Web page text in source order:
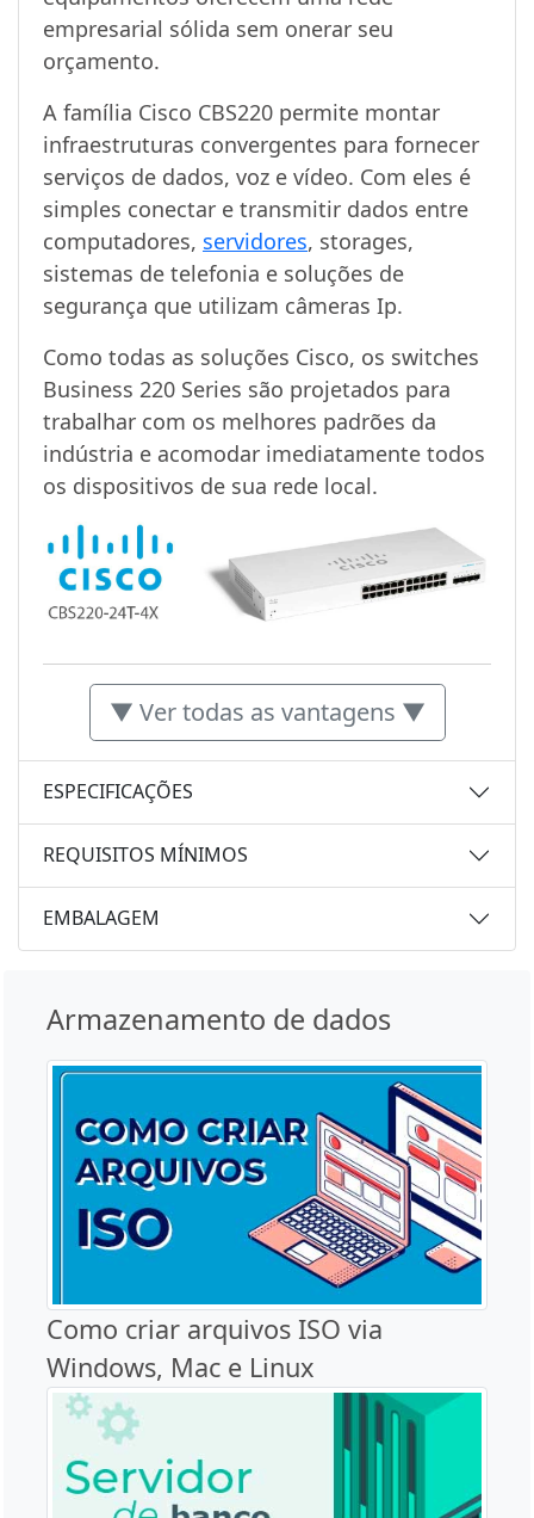
empresarial sólida sem onerar seu
orçamento.
A família Cisco CBS220 permite montar
infraestruturas convergentes para fornecer
serviços de dados, voz e vídeo. Com eles é
simples conectar e transmitir dados entre
computadores, servidores, storages,
sistemas de telefonia e soluções de
segurança que utilizam câmeras Ip.
Como todas as soluções Cisco, os switches
Business 220 Series são projetados para
trabalhar com os melhores padrões da
indústria e acomodar imediatamente todos
os dispositivos de sua rede local.
▼ Ver todas as vantagens ▼
ESPECIFICAÇÕES
REQUISITOS MÍNIMOS
EMBALAGEM
Armazenamento de dados
Como criar arquivos ISO via
Windows, Mac e Linux